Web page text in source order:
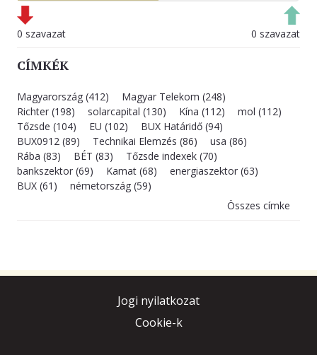
0 szavazat 0 szavazat
CÍMKÉK
Magyarország (412)
Magyar Telekom (248)
Richter (198)
solarcapital (130) Kína (112)
mol (112)
Tőzsde (104)
EU (102)
BUX Határidő (94)
BUX0912 (89)
Technikai Elemzés (86)
usa (86)
Rába (83)
BÉT (83)
Tőzsde indexek (70)
bankszektor (69)
Kamat (68)
energiaszektor (63)
BUX (61)
németország (59)
Összes címke
Jogi nyilatkozat
Cookie-k